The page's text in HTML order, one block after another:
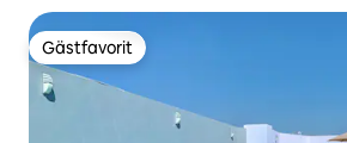
Gästfavorit
Gästfavorit